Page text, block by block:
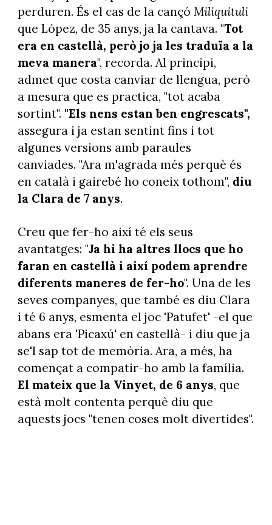
perduren. És el cas de la cançó Miliquituli
que López, de 35 anys, ja la cantava. "Tot
era en castellà, però jo ja les traduïa a la
meva manera", recorda. Al principi,
admet que costa canviar de llengua, però
a mesura que es practica, "tot acaba
sortint". "Els nens estan ben engrescats",
assegura i ja estan sentint fins i tot
algunes versions amb paraules
canviades. "Ara m'agrada més perquè és
en català i gairebé ho coneix tothom", diu
la Clara de 7 anys.
Creu que fer-ho així té els seus
avantatges: "Ja hi ha altres llocs que ho
faran en castellà i així podem aprendre
diferents maneres de fer-ho". Una de les
seves companyes, que també es diu Clara
i té 6 anys, esmenta el joc 'Patufet' -el que
abans era 'Picaxú' en castellà- i diu que ja
se'l sap tot de memòria. Ara, a més, ha
començat a compatir-ho amb la família.
El mateix que la Vinyet, de 6 anys, que
està molt contenta perquè diu que
aquests jocs "tenen coses molt divertides".